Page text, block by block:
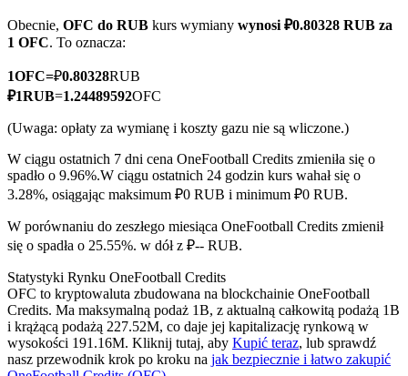
towary
Kontrakty futures wykorzystujące USDC jako zabezpieczenie
Obecnie, OFC do RUB kurs wymiany wynosi ₽0.80328 RUB za
1 OFC. To oznacza:
1OFC=₽0.80328RUB
₽1RUB=1.24489592OFC
(Uwaga: opłaty za wymianę i koszty gazu nie są wliczone.)
W ciągu ostatnich 7 dni cena OneFootball Credits zmieniła się o
spadło o 9.96%.W ciągu ostatnich 24 godzin kurs wahał się o
3.28%, osiągając maksimum ₽0 RUB i minimum ₽0 RUB.
W porównaniu do zeszłego miesiąca OneFootball Credits zmienił
się o spadła o 25.55%. w dół z ₽-- RUB.
Statystyki Rynku OneFootball Credits
OFC to kryptowaluta zbudowana na blockchainie OneFootball
Credits. Ma maksymalną podaż 1B, z aktualną całkowitą podażą 1B
i krążącą podażą 227.52M, co daje jej kapitalizację rynkową w
wysokości 191.16M. Kliknij tutaj, aby Kupić teraz, lub sprawdź
nasz przewodnik krok po kroku na jak bezpiecznie i łatwo zakupić